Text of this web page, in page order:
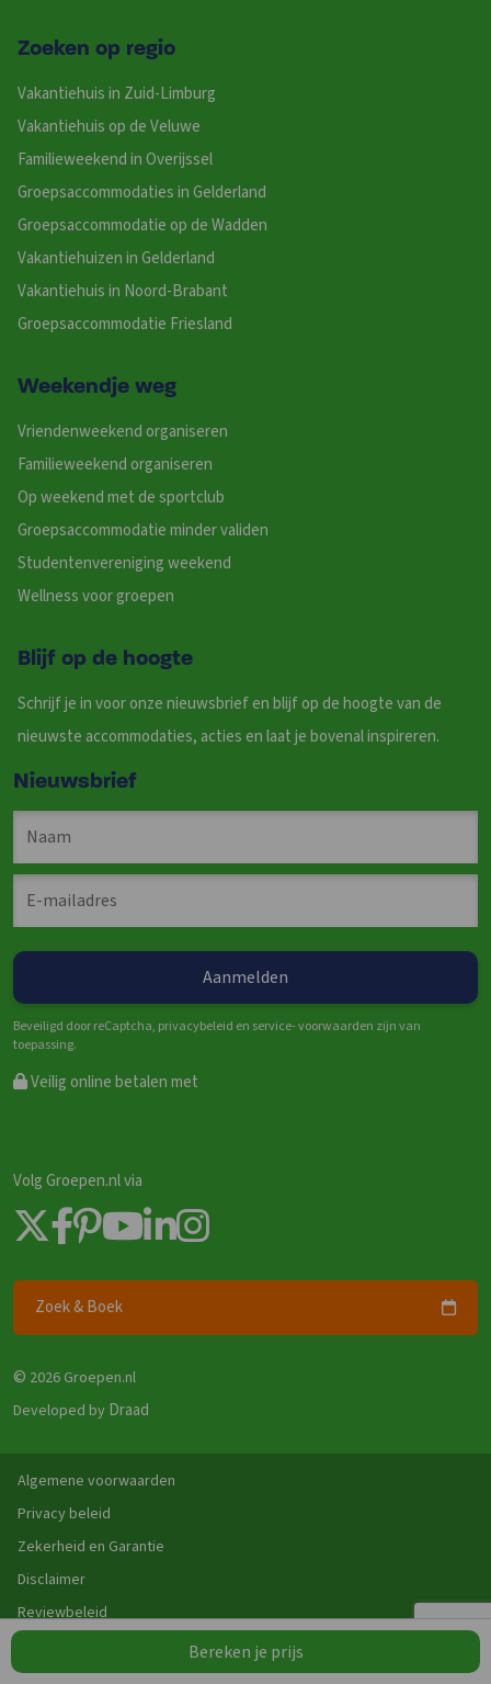
Bereken je prijs
Zoeken op regio
Vakantiehuis in Zuid-Limburg
Vakantiehuis op de Veluwe
Familieweekend in Overijssel
Groepsaccommodaties in Gelderland
Groepsaccommodatie op de Wadden
Vakantiehuizen in Gelderland
Vakantiehuis in Noord-Brabant
Groepsaccommodatie Friesland
Weekendje weg
Vriendenweekend organiseren
Familieweekend organiseren
Op weekend met de sportclub
Groepsaccommodatie minder validen
Studentenvereniging weekend
Wellness voor groepen
Blijf op de hoogte
Schrijf je in voor onze nieuwsbrief en blijf op de hoogte van de
nieuwste accommodaties, acties en laat je bovenal inspireren.
Nieuwsbrief
Beveiligd door reCaptcha, privacybeleid en service- voorwaarden zijn van
toepassing.
Veilig online betalen met
Volg Groepen.nl via
Zoek & Boek
© 2026 Groepen.nl
Developed by Draad
Algemene voorwaarden
Privacy beleid
Zekerheid en Garantie
Disclaimer
Reviewbeleid